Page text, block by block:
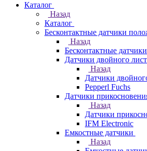
Каталог
Назад
Каталог
Бесконтактные датчики
Назад
Бесконтактные
Датчики двойного
Назад
Датчики
Pepperl Fuchs
Датчики
Назад
Датчики
IFM Electronic
Емкостные датчики
Назад